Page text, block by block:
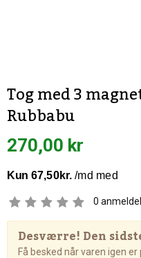
Tog med 3
Rubbabu
270,00 kr
0
Desværre! Den
Få besked når varen igen er